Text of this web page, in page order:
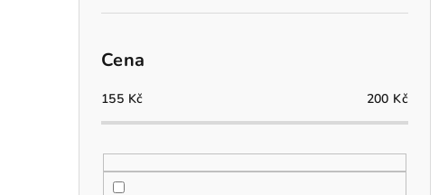
Cena
155 Kč 200 Kč